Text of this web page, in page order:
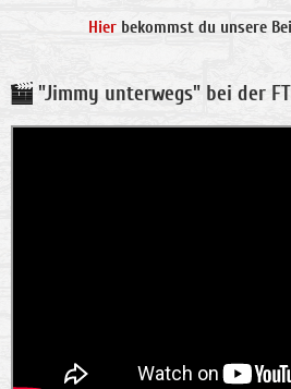
Hierbekommst du unsere
"Jimmy unterwegs" bei der